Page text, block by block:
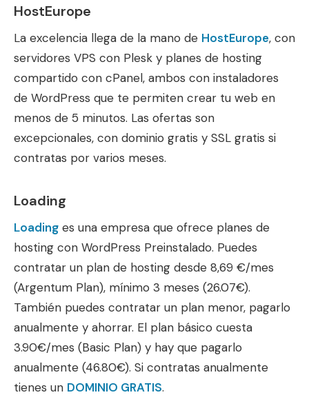
HostEurope
La excelencia llega de la mano de HostEurope, con
servidores VPS con Plesk y planes de hosting
compartido con cPanel, ambos con instaladores
de WordPress que te permiten crear tu web en
menos de 5 minutos. Las ofertas son
excepcionales, con dominio gratis y SSL gratis si
contratas por varios meses.
Loading
Loading es una empresa que ofrece planes de
hosting con WordPress Preinstalado. Puedes
contratar un plan de hosting desde 8,69 €/mes
(Argentum Plan), mínimo 3 meses (26.07€).
También puedes contratar un plan menor, pagarlo
anualmente y ahorrar. El plan básico cuesta
3.90€/mes (Basic Plan) y hay que pagarlo
anualmente (46.80€). Si contratas anualmente
tienes un DOMINIO GRATIS.